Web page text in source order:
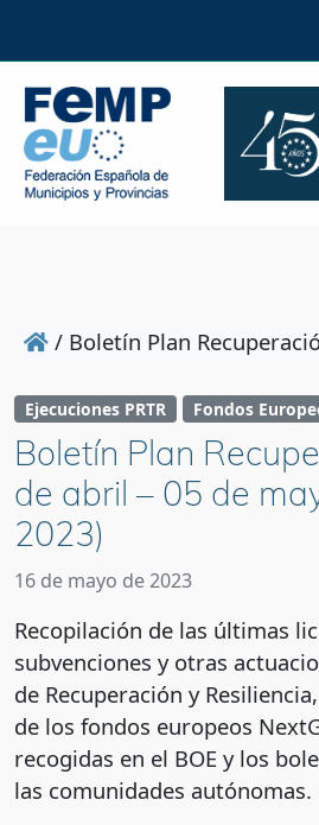
/ Boletín Plan
Ejecuciones PRTR Fondos
Boletín Plan
de abril – 05 de
2023)
16 de mayo de 2023
Recopilación de las últimas
subvenciones y otras
de Recuperación y
de los fondos europeos
recogidas en el BOE y los
las comunidades autónomas.